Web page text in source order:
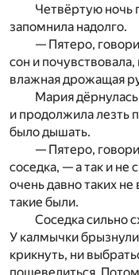
Четвёртую ночь
запомнила надолго.
— Пятеро,
сон и
влажная дрожащая
Мария
и продолжила лезть
было дышать.
— Пятеро,
соседка, — а так и не
очень давно таких
такие были.
Соседка сильно
У калмычки брызнули
крикнуть, ни